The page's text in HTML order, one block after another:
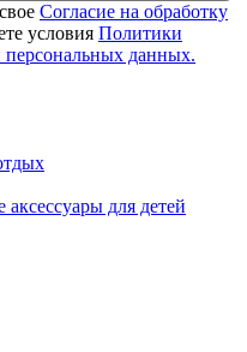
Согласие на обработку
условия Политики
персональных данных.
для детей